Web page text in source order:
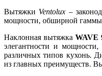
Вытяжки Ventolux –
мощности, обширной гаммы
Наклонная вытяжка WAVE
элегантности и
различных типов кухонь.
из главных преимуществ.